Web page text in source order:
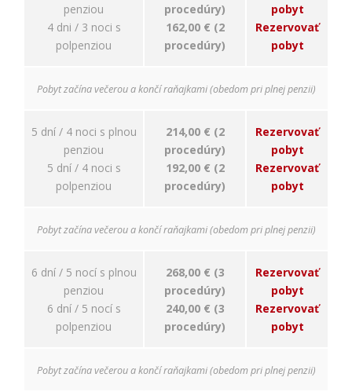
penziou
4 dni / 3 noci s
polpenziou
procedúry)
162,00 € (2
procedúry)
pobyt
Rezervovať
pobyt
Pobyt začína večerou a končí raňajkami (obedom pri plnej penzii)
5 dní / 4 noci s plnou
penziou
5 dní / 4 noci s
polpenziou
214,00 € (2
procedúry)
192,00 € (2
procedúry)
Rezervovať
pobyt
Rezervovať
pobyt
Pobyt začína večerou a končí raňajkami (obedom pri plnej penzii)
6 dní / 5 nocí s plnou
penziou
6 dní / 5 nocí s
polpenziou
268,00 € (3
procedúry)
240,00 € (3
procedúry)
Rezervovať
pobyt
Rezervovať
pobyt
Pobyt začína večerou a končí raňajkami (obedom pri plnej penzii)